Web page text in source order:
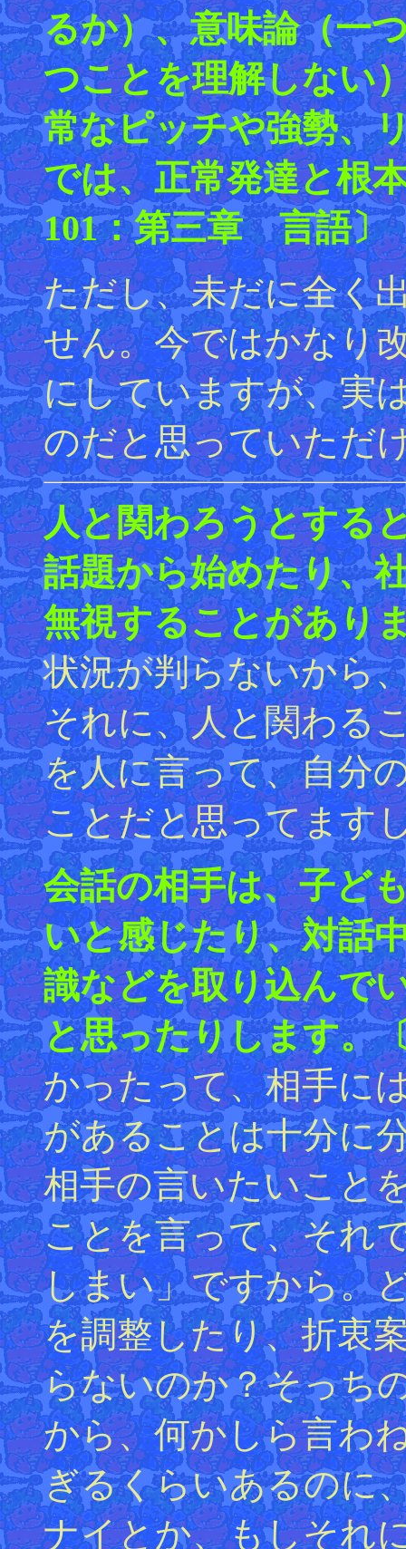
るか）、意味論（一
つことを理解しない
常なピッチや強勢、
では、正常発達と根
101：第三章 言語〕
ただし、未だに全く
せん。今ではかなり
にしていますが、実
のだと思っていただ
人と関わろうとする
話題から始めたり、
無視することがあり
状況が判らないか
それに、人と関わる
を人に言って、自分
ことだと思ってます
会話の相手は、子ど
いと感じたり、対話
識などを取り込んで
と思ったりします。
かったって、相手に
があることは十分に
相手の言いたいこと
ことを言って、それ
しまい」ですから。
を調整したり、折衷
らないのか？そっち
から、何かしら言わ
ぎるくらいあるのに
ナイとか、もしそれ